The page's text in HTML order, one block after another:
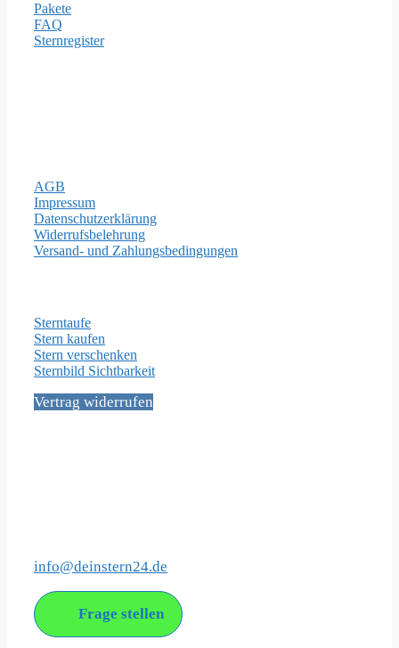
Pakete
FAQ
Sternregister
AGB
Impressum
Datenschutzerklärung
Widerrufsbelehrung
Versand- und Zahlungsbedingungen
Sterntaufe
Stern kaufen
Stern verschenken
Sternbild Sichtbarkeit
Vertrag widerrufen
info@deinstern24.de
Frage stellen